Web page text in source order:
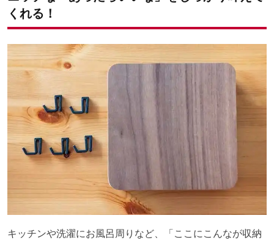
くれる！
キッチンや洗濯にお風呂周りなど、「ここにこんなが収納